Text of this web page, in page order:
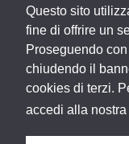
Questo sito
fine di offrire un
Proseguendo
chiudendo il
cookies di terzi.
accedi alla nostra